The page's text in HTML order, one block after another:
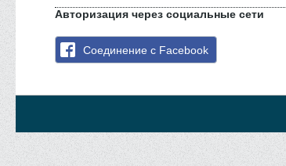
Авторизация через социальные сети
Соединение с Facebook